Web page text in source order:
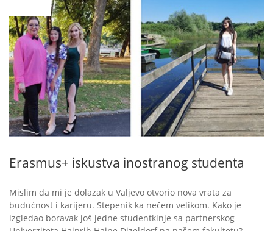
Erasmus+ iskustva inostranog studenta
Mislim da mi je dolazak u Valjevo otvorio nova vrata za
budućnost i karijeru. Stepenik ka nečem velikom. Kako je
izgledao boravak još jedne studentkinje sa partnerskog